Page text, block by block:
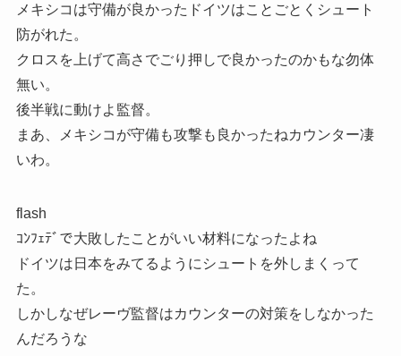
メキシコは守備が良かったドイツはことごとくシュート
防がれた。
クロスを上げて高さでごり押しで良かったのかもな勿体
無い。
後半戦に動けよ監督。
まあ、メキシコが守備も攻撃も良かったねカウンター凄
いわ。
flash
ｺﾝﾌｪﾃﾞで大敗したことがいい材料になったよね
ドイツは日本をみてるようにシュートを外しまくって
た。
しかしなぜレーヴ監督はカウンターの対策をしなかった
んだろうな